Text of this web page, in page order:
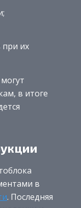
при их
в итоге
в
. Последняя